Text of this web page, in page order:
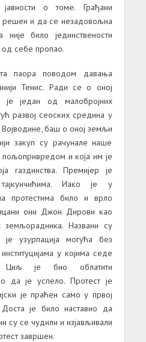
о томе. Грађани
решен и да се незадовољна
било јединствености
од себе пропао.
паора поводом давања
Тенис. Ради се о оној
је један од малобројних
развој сеоских средина у
баш о оној земљи
закуп су рачунале наше
и која им је
газдинства. Премијер је
Иако је у
протестима било и врло
они Джон Дирови као
земљорадника. Названи су
узурпација могућа без
у којима седе
Циљ је био облатити
да је успело. Протест је
је праћен само у првој
је било наставио да
су се чудили и изјављивали
завршен.